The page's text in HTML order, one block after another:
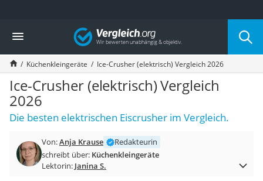
Die beliebtesten Vergleiche nach Kategorie
Haushalt
Wassersprudler
Zentralstaubsauger
Brotbackautomat
Wischroboter
Wäschespinne
Industriestaubsauger
Akku-Staubsauger
Eierkocher
AEG-Waschmaschine
Vergleich
Küchenkleingeräte Ice-Crusher (elektrisch) Vergleich 2026
Ice-Crusher (elektrisch) Vergleich
2026
Die besten elektrischen Eiscrusher im Vergleich.
Von:Anja Krause
Redakteurin
schreibt über: Küchenkleingeräte
Lektorin: Janina S.